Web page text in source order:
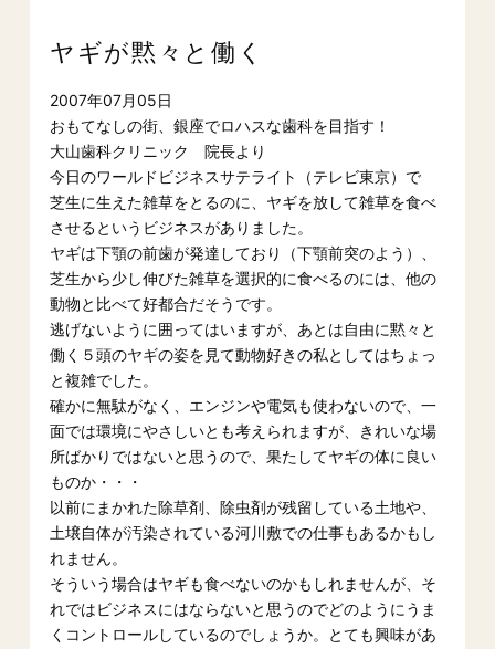
ヤギが黙々と働く
2007年07月05日
おもてなしの街、銀座でロハスな歯科を目指す！
大山歯科クリニック 院長より
今日のワールドビジネスサテライト（テレビ東京）で
芝生に生えた雑草をとるのに、ヤギを放して雑草を食べ
させるというビジネスがありました。
ヤギは下顎の前歯が発達しており（下顎前突のよう）、
芝生から少し伸びた雑草を選択的に食べるのには、他の
動物と比べて好都合だそうです。
逃げないように囲ってはいますが、あとは自由に黙々と
働く５頭のヤギの姿を見て動物好きの私としてはちょっ
と複雑でした。
確かに無駄がなく、エンジンや電気も使わないので、一
面では環境にやさしいとも考えられますが、きれいな場
所ばかりではないと思うので、果たしてヤギの体に良い
ものか・・・
以前にまかれた除草剤、除虫剤が残留している土地や、
土壌自体が汚染されている河川敷での仕事もあるかもし
れません。
そういう場合はヤギも食べないのかもしれませんが、そ
れではビジネスにはならないと思うのでどのようにうま
くコントロールしているのでしょうか。とても興味があ